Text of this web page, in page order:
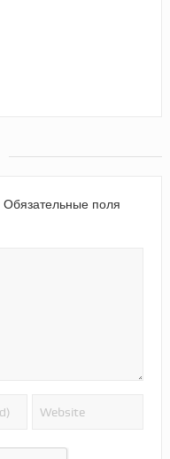
Обязательные поля